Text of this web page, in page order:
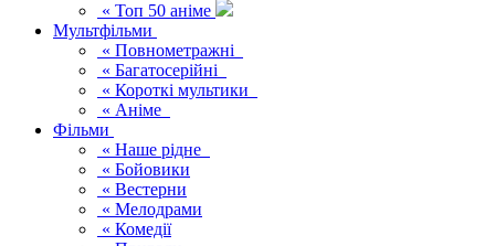
« Топ 50 аніме
Мультфільми
« Повнометражні
« Багатосерійні
« Короткі мультики
« Аніме
Фільми
« Наше рідне
« Бойовики
« Вестерни
« Мелодрами
« Комедії